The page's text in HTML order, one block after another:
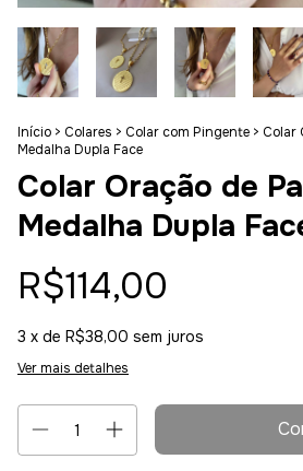
Início > Colares > Colar com Pingente > Colar
Medalha Dupla Face
Colar Oração de
Medalha Dupla
R$114,00
3 x de R$38,00 sem juros
Ver mais detalhes